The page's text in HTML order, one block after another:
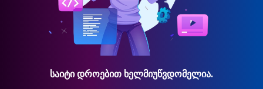
საიტი დროებით ხელმიუწვდომელია.